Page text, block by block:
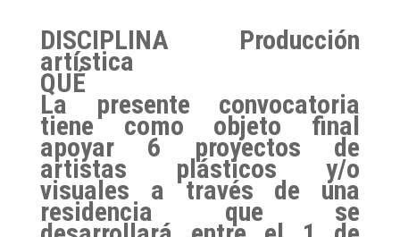
DISCIPLINA Producción
artística
QUÉ
La presente convocatoria
tiene como objeto final
apoyar 6 proyectos de
artistas plásticos y/o
visuales a través de una
residencia que se